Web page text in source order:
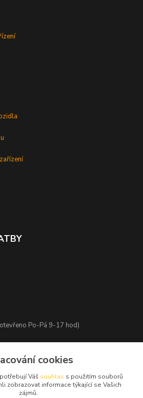
Po-Pá 9-17 hod)
cookies
Váš souhlas s použitím souborů
zobrazovat informace týkající se Vašich
zájmů.